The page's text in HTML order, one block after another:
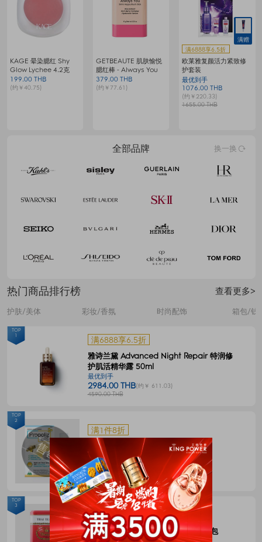
KAGE 晕染腮红 Shy
Glow Lychee 4.2克
199.00 THB
(约￥40.75)
GETBEAUTE 肌肤愉悦
腮红棒 - Always You
379.00 THB
(约￥77.61)
满赠
满6888享6.5折
欧莱雅复颜活力紧致修
护套装
最优到手
1076.00 THB
(约￥220.33)
1655.00 THB
全部品牌 换一换
热门商品排行榜 查看更多>
护肤/美体 彩妆/香氛 时尚配饰 箱包/钱
满6888享6.5折
雅诗兰黛 Advanced Night Repair 特润修
护肌活精华露 50ml
最优到手
2984.00 THB(约￥ 611.03)
4590.00 THB
TOP
1
满1件8折
Propoliz 蜂胶口腔喷剂 15毫升
最优到手
120.00 THB(约￥ 24.58)
150.00 THB
TOP
2
满1件8折
CHATRAMUE泰国手标红茶包4g*50包
TOP
3